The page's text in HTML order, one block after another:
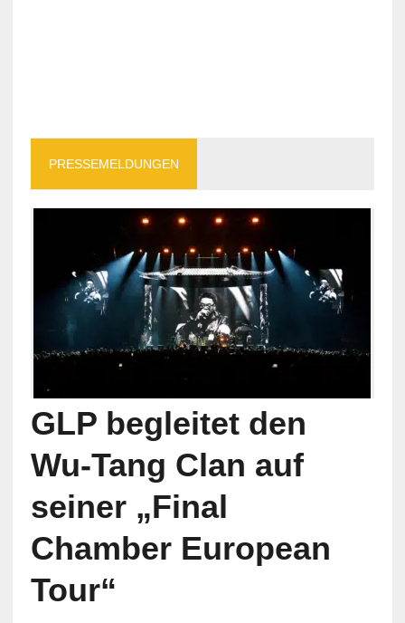
PRESSEMELDUNGEN
GLP begleitet den
Wu-Tang Clan auf
seiner „Final
Chamber European
Tour“